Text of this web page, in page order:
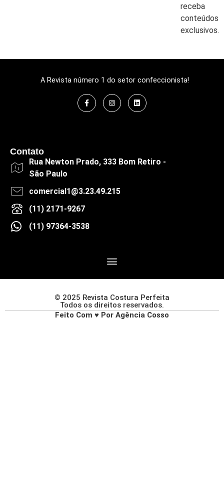
receba
conteúdos
exclusivos.
A Revista número 1 do setor confeccionista!
Contato
Rua Newton Prado, 333 Bom Retiro -
São Paulo
comercial1@3.23.49.215
(11) 2171-9267
(11) 97364-3538
© 2025 Revista Costura Perfeita
Todos os direitos reservados.
Feito Com ♥ Por Agência Cosso